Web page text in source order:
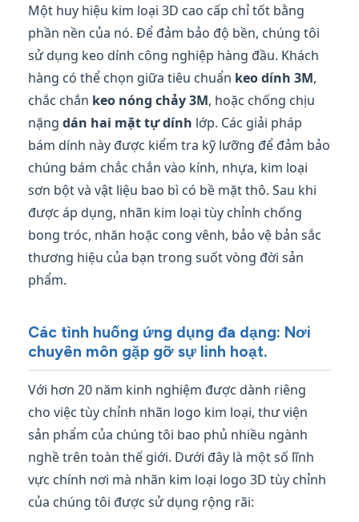
Một huy hiệu kim loại 3D cao cấp chỉ tốt bằng
phần nền của nó. Để đảm bảo độ bền, chúng tôi
sử dụng keo dính công nghiệp hàng đầu. Khách
hàng có thể chọn giữa tiêu chuẩn keo dính 3M,
chắc chắn keo nóng chảy 3M, hoặc chống chịu
nặng dán hai mặt tự dính lớp. Các giải pháp
bám dính này được kiểm tra kỹ lưỡng để đảm bảo
chúng bám chắc chắn vào kính, nhựa, kim loại
sơn bột và vật liệu bao bì có bề mặt thô. Sau khi
được áp dụng, nhãn kim loại tùy chỉnh chống
bong tróc, nhăn hoặc cong vênh, bảo vệ bản sắc
thương hiệu của bạn trong suốt vòng đời sản
phẩm.
Các tình huống ứng dụng đa dạng: Nơi
chuyên môn gặp gỡ sự linh hoạt.
Với hơn 20 năm kinh nghiệm được dành riêng
cho việc tùy chỉnh nhãn logo kim loại, thư viện
sản phẩm của chúng tôi bao phủ nhiều ngành
nghề trên toàn thế giới. Dưới đây là một số lĩnh
vực chính nơi mà nhãn kim loại logo 3D tùy chỉnh
của chúng tôi được sử dụng rộng rãi: